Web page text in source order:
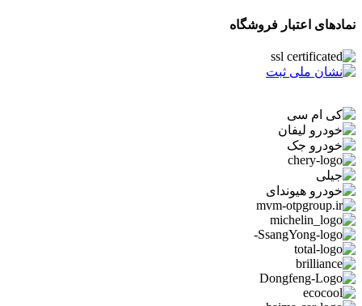
نمادهای اعتبار فروشگاه